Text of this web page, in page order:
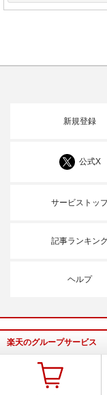
新規登録
公式X
サービストッ
記事ランキン
ヘルプ
楽天のグループサービス